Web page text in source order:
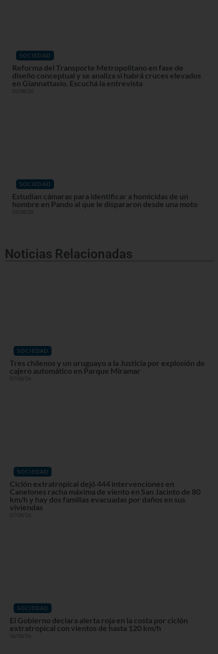
SOCIEDAD
Reforma del Transporte Metropolitano en fase de
diseño conceptual y se analiza si habrá cruces elevados
en Giannattasio. Escuchá la entrevista
05/08/26
SOCIEDAD
Estudian cámaras para identificar a homicidas de un
hombre en Pando al que le dispararon desde una moto
03/08/26
Noticias Relacionadas
SOCIEDAD
Tres chilenos y un uruguayo a la Justicia por explosión de
cajero automático en Parque Miramar
07/08/26
SOCIEDAD
Ciclón extratropical dejó 444 intervenciones en
Canelones racha máxima de viento en San Jacinto de 80
km/h y hay dos familias evacuadas por daños en sus
viviendas
07/08/26
SOCIEDAD
El Gobierno declara alerta roja en la costa por ciclón
extratropical con vientos de hasta 120 km/h
06/08/26